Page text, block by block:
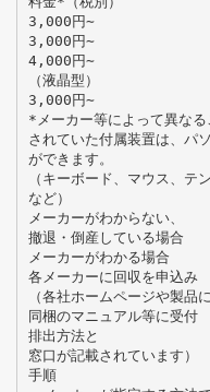
3,000円∼
3,000円∼
4,000円∼
（液晶型）
3,000円∼
*メーカー等によって異な
されていた付属装置は、パ
ができます。
（キーボード、マウス、テ
など）
メーカーがわからない、
撤退・倒産している場合
メーカーがわかる場合
各メーカーに回収を申込み
（各社ホームページや製品に
同梱のマニュアル等に受付
排出方法と
窓口が記載されています）
手順